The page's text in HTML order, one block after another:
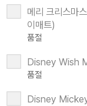
메리 크리스마
이매트)
품절
Disney Wish
품절
Disney